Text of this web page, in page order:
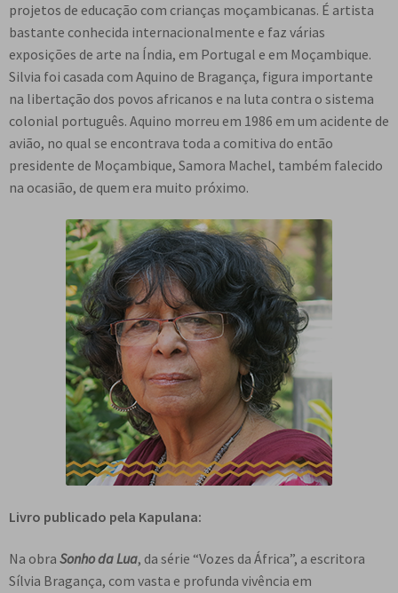
projetos de educação com crianças moçambicanas. É artista
bastante conhecida internacionalmente e faz várias
exposições de arte na Índia, em Portugal e em Moçambique.
Silvia foi casada com Aquino de Bragança, figura importante
na libertação dos povos africanos e na luta contra o sistema
colonial português. Aquino morreu em 1986 em um acidente de
avião, no qual se encontrava toda a comitiva do então
presidente de Moçambique, Samora Machel, também falecido
na ocasião, de quem era muito próximo.
Livro publicado pela Kapulana:
Na obra Sonho da Lua, da série “Vozes da África”, a escritora
Sílvia Bragança, com vasta e profunda vivência em